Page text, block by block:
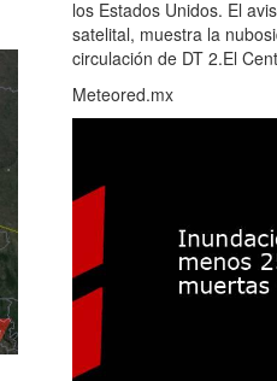
los Estados Unidos. El
satelital, muestra la
circulación de DT 2.El
Meteored.mx